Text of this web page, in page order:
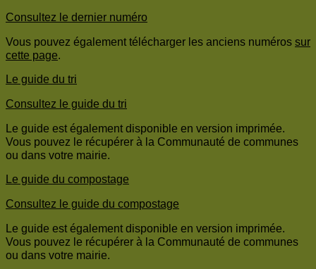
Consultez le dernier numéro
Vous pouvez également télécharger les anciens numéros sur
cette page.
Le guide du tri
Consultez le guide du tri
Le guide est également disponible en version imprimée.
Vous pouvez le récupérer à la Communauté de communes
ou dans votre mairie.
Le guide du compostage
Consultez le guide du compostage
Le guide est également disponible en version imprimée.
Vous pouvez le récupérer à la Communauté de communes
ou dans votre mairie.